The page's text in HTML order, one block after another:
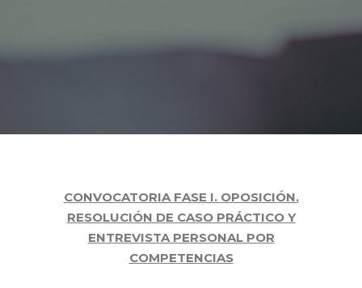
CONVOCATORIA FASE I. OPOSICIÓN.
RESOLUCIÓN DE CASO PRÁCTICO Y
ENTREVISTA PERSONAL POR
COMPETENCIAS